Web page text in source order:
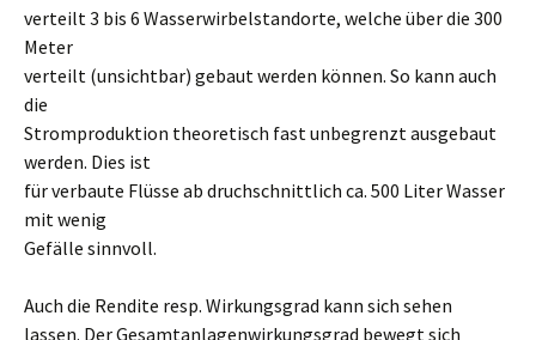
verteilt 3 bis 6 Wasserwirbelstandorte, welche über die 300
Meter
verteilt (unsichtbar) gebaut werden können. So kann auch
die
Stromproduktion theoretisch fast unbegrenzt ausgebaut
werden. Dies ist
für verbaute Flüsse ab druchschnittlich ca. 500 Liter Wasser
mit wenig
Gefälle sinnvoll.
Auch die Rendite resp. Wirkungsgrad kann sich sehen
lassen. Der Gesamtanlagenwirkungsgrad bewegt sich